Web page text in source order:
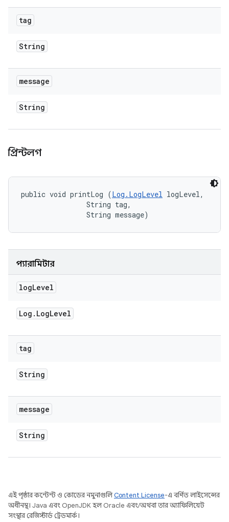
tag
String
message
String
প্রিন্টলগ
public void printLog (Log.LogLevel logLevel,
                String tag,
                String message)
প্যারামিটার
logLevel
Log . LogLevel
tag
String
message
String
এই পৃষ্ঠার কন্টেন্ট ও কোডের নমুনাগুলিContent License-এ বর্ণিত লাইসেন্সের
অধীনস্থ। Java এবং OpenJDK হল Oracle এবং/অথবা তার অ্যাফিলিয়েট
সংস্থার রেজিস্টার্ড ট্রেডমার্ক।